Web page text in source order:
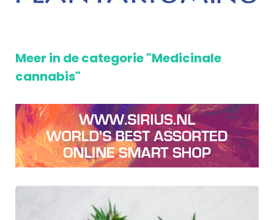
Meer in de categorie "Medicinale
cannabis"